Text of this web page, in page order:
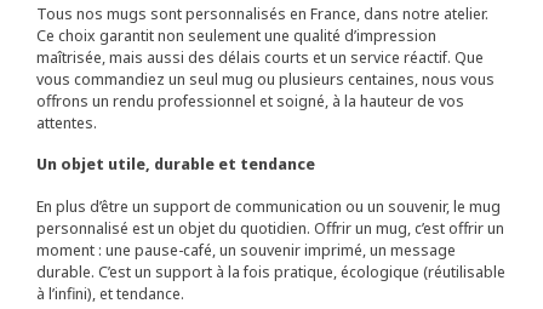
Tous nos mugs sont personnalisés en France, dans notre atelier.
Ce choix garantit non seulement une qualité d’impression
maîtrisée, mais aussi des délais courts et un service réactif. Que
vous commandiez un seul mug ou plusieurs centaines, nous vous
offrons un rendu professionnel et soigné, à la hauteur de vos
attentes.
Un objet utile, durable et tendance
En plus d’être un support de communication ou un souvenir, le mug
personnalisé est un objet du quotidien. Offrir un mug, c’est offrir un
moment : une pause-café, un souvenir imprimé, un message
durable. C’est un support à la fois pratique, écologique (réutilisable
à l’infini), et tendance.